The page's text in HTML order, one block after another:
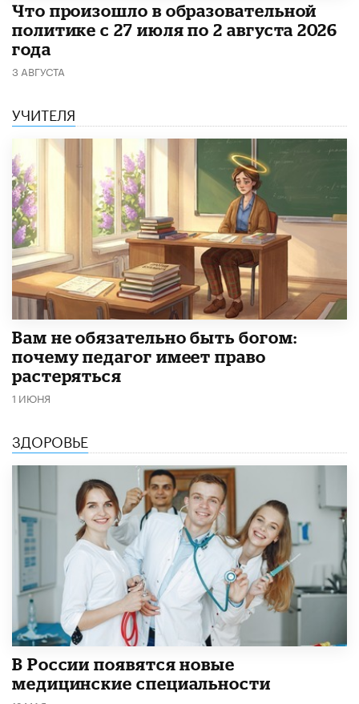
​Что произошло в образовательной
политике с 27 июля по 2 августа 2026
года
3 АВГУСТА
УЧИТЕЛЯ
​Вам не обязательно быть богом:
почему педагог имеет право
растеряться
1 ИЮНЯ
ЗДОРОВЬЕ
В России появятся новые
медицинские специальности